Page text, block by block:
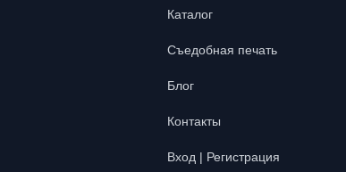
Каталог
Съедобная печать
Блог
Контакты
Вход | Регистрация